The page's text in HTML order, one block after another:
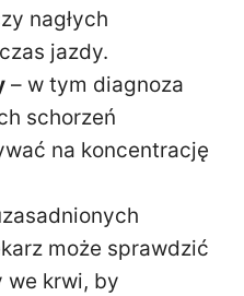
nagłych
jazdy.
– w tym diagnoza
schorzeń
na koncentrację
może sprawdzić
we krwi, by